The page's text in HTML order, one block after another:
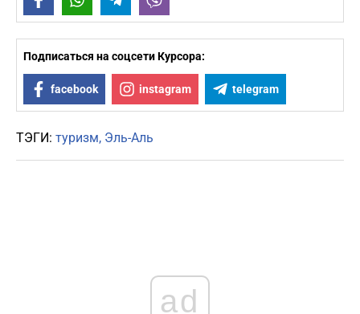
Подписаться на соцсети Курсора:
facebook instagram telegram
ТЭГИ: туризм Эль-Аль
ad